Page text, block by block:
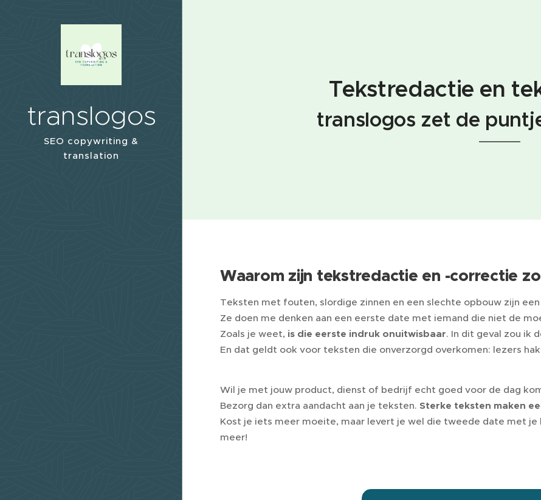
translogos
SEO copywriting &
translation
Tekstredactie en
translogos zet de
Waarom zijn tekstredactie en -correctie
Teksten met fouten, slordige zinnen en een slechte opbouw zijn
Ze doen me denken aan een eerste date met iemand die niet de
Zoals je weet, is die eerste indruk onuitwisbaar. In dit geval zou ik
En dat geldt ook voor teksten die onverzorgd overkomen: lezers
Wil je met jouw product, dienst of bedrijf echt goed voor de dag
Bezorg dan extra aandacht aan je teksten. Sterke teksten maken
Kost je iets meer moeite, maar levert je wel die tweede date met je
meer!